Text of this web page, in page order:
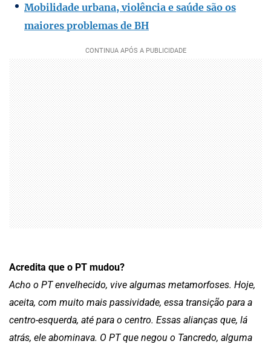
Mobilidade urbana, violência e saúde são os
maiores problemas de BH
Acredita que o PT mudou?
Acho o PT envelhecido, vive algumas metamorfoses. Hoje,
aceita, com muito mais passividade, essa transição para a
centro-esquerda, até para o centro. Essas alianças que, lá
atrás, ele abominava. O PT que negou o Tancredo, alguma